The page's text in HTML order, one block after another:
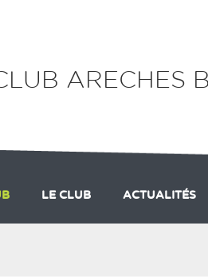
ARECHES
LE CLUB ACTUALITÉS